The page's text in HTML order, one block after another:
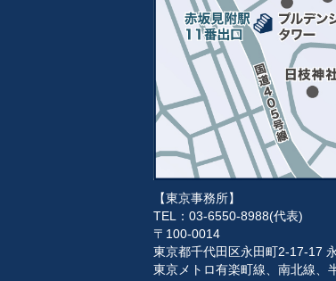
【東京事務所】
TEL：03-6550-8988(代表)
〒100-0014
東京都千代田区永田町2-17-17
東京メトロ有楽町線、南北線、